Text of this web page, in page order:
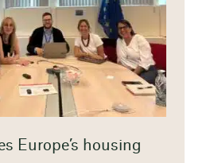
Europe’s housing